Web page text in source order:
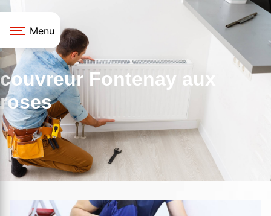
Menu
couvreur Fontenay aux
roses
Panneau de gestion des cookies